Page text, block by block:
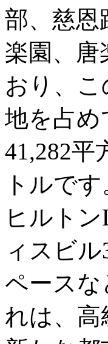
部、慈恩
楽園、唐
おり、
地を占
41,282平
トルで
ヒルト
ィスビ
ペース
れは、